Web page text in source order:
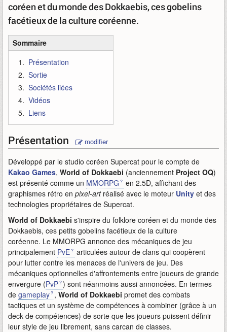
coréen et du monde des Dokkaebis, ces gobelins
facétieux de la culture coréenne.
Sommaire
Présentation
Sortie
Sociétés liées
Vidéos
Liens
Présentation modifier
Développé par le studio coréen Supercat pour le compte de
Kakao Games, World of Dokkaebi (anciennement Project OQ)
est présenté comme un MMORPG
en 2.5D, affichant des
graphismes rétro en pixel-artréalisé avec le moteur Unity et des
technologies propriétaires de Supercat.
World of Dokkaebi s'inspire du folklore coréen et du monde des
Dokkaebis, ces petits gobelins facétieux de la culture
coréenne. Le MMORPG annonce des mécaniques de jeu
principalement PvE
articulées autour de clans qui coopèrent
pour lutter contre les menaces de l'univers de jeu. Des
mécaniques optionnelles d'affrontements entre joueurs de grande
envergure (PvP ) sont néanmoins aussi annoncées. En termes
de gameplay , World of Dokkaebi promet des combats
tactiques et un système de compétences à combiner (grâce à un
deck de compétences) de sorte que les joueurs puissent définir
leur style de jeu librement, sans carcan de classes.